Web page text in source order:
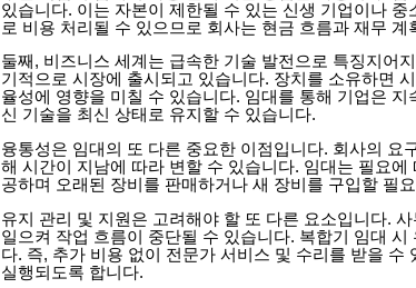
있습니다. 이는 자본이 제한될 수 있는 신생 기업이나
로 비용 처리될 수 있으므로 회사는 현금 흐름과 재무
둘째, 비즈니스 세계는 급속한 기술 발전으로 특징지어
기적으로 시장에 출시되고 있습니다. 장치를 소유하면
율성에 영향을 미칠 수 있습니다. 임대를 통해 기업은
신 기술을 최신 상태로 유지할 수 있습니다.
융통성은 임대의 또 다른 중요한 이점입니다. 회사의 요
해 시간이 지남에 따라 변할 수 있습니다. 임대는 필요
공하며 오래된 장비를 판매하거나 새 장비를 구입할 필
유지 관리 및 지원은 고려해야 할 또 다른 요소입니다.
일으켜 작업 흐름이 중단될 수 있습니다. 복합기 임대
다. 즉, 추가 비용 없이 전문가 서비스 및 수리를 받을 수
실행되도록 합니다.